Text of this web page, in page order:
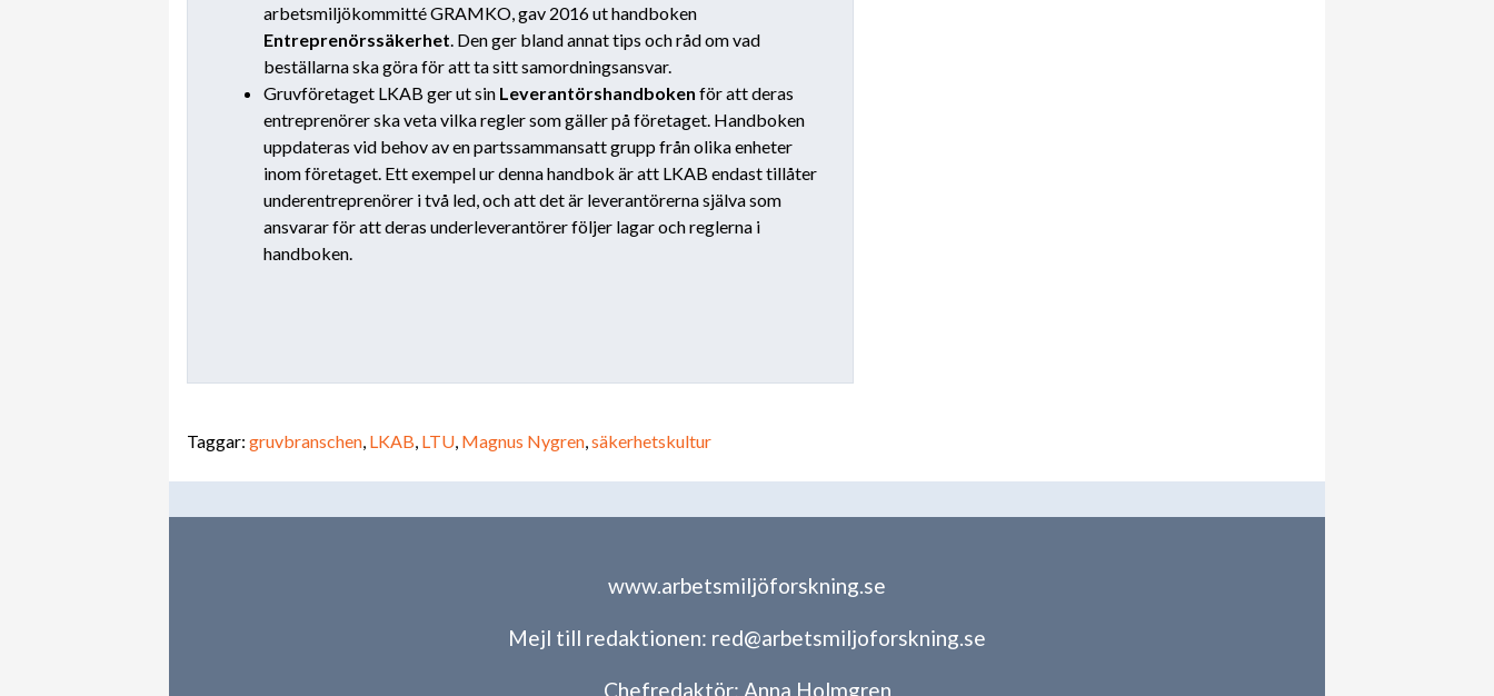
arbetsmiljökommitté GRAMKO, gav 2016 ut handboken
Entreprenörssäkerhet . Den ger bland annat tips och råd om vad
beställarna ska göra för att ta sitt samordningsansvar.
Gruvföretaget LKAB ger ut sin Leverantörshandboken för att deras
entreprenörer ska veta vilka regler som gäller på företaget. Handboken
uppdateras vid behov av en partssammansatt grupp från olika enheter
inom företaget. Ett exempel ur denna handbok är att LKAB endast tillåter
underentreprenörer i två led, och att det är leverantörerna själva som
ansvarar för att deras underleverantörer följer lagar och reglerna i
handboken.
Taggar: gruvbranschen LKAB LTU Magnus Nygren säkerhetskultur
www.arbetsmiljöforskning.se
Mejl till redaktionen: red@arbetsmiljoforskning.se
Chefredaktör: Anna Holmgren